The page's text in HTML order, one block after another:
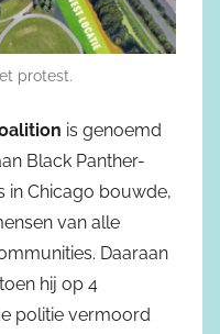
protest.
is genoemd
Black Panther-
in Chicago bouwde,
van alle
Daaraan
hij op 4
politie vermoord